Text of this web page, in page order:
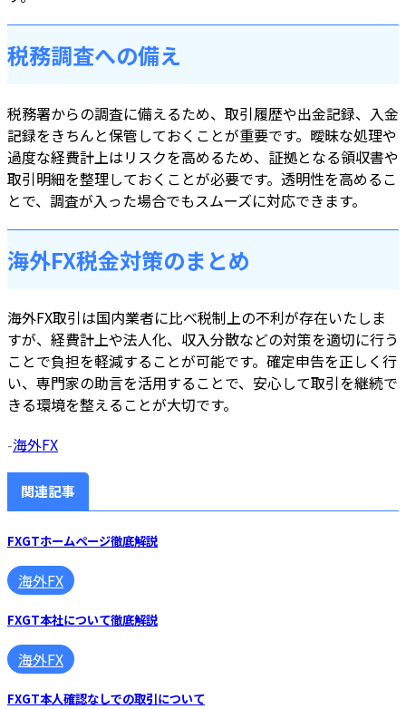
税務調査への備え
税務署からの調査に備えるため、取引履歴や出金記録、入金
記録をきちんと保管しておくことが重要です。曖昧な処理や
過度な経費計上はリスクを高めるため、証拠となる領収書や
取引明細を整理しておくことが必要です。透明性を高めるこ
とで、調査が入った場合でもスムーズに対応できます。
海外FX税金対策のまとめ
海外FX取引は国内業者に比べ税制上の不利が存在いたしま
すが、経費計上や法人化、収入分散などの対策を適切に行う
ことで負担を軽減することが可能です。確定申告を正しく行
い、専門家の助言を活用することで、安心して取引を継続で
きる環境を整えることが大切です。
-海外FX
関連記事
FXGTホームページ徹底解説
海外FX
FXGT本社について徹底解説
海外FX
FXGT本人確認なしでの取引について